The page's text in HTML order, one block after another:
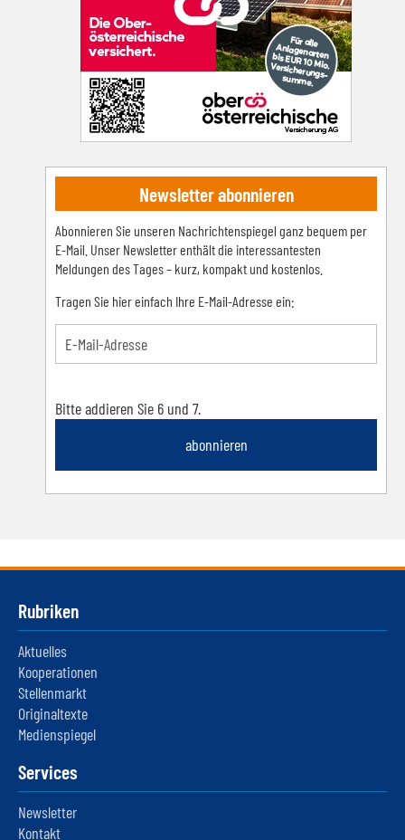
Newsletter abonnieren
Abonnieren Sie unseren Nachrichtenspiegel ganz bequem per
E-Mail. Unser Newsletter enthält die interessantesten
Meldungen des Tages – kurz, kompakt und kostenlos.
Tragen Sie hier einfach Ihre E-Mail-Adresse ein:
Bitte addieren Sie 6 und 7.
abonnieren
Rubriken
Aktuelles
Kooperationen
Stellenmarkt
Originaltexte
Medienspiegel
Services
Newsletter
Kontakt